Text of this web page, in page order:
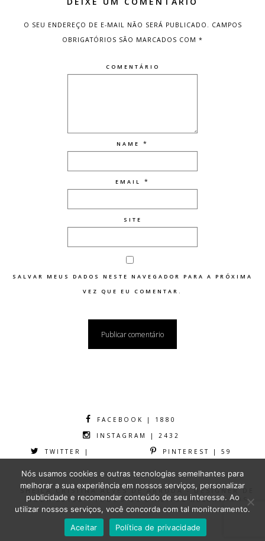
O SEU ENDEREÇO DE E-MAIL NÃO SERÁ PUBLICADO. CAMPOS
OBRIGATÓRIOS SÃO MARCADOS COM *
COMENTÁRIO
NAME *
EMAIL *
SITE
SALVAR MEUS DADOS NESTE NAVEGADOR PARA A PRÓXIMA
VEZ QUE EU COMENTAR.
FACEBOOK | 1880
INSTAGRAM | 2432
TWITTER |
PINTEREST | 59
SHEILA CRISTINA ALVES DE ARRUDA - DESIGNER DE
MODA 2016® - TODOS OS DIREITOS RESERVADOS
Nós usamos cookies e outras tecnologias semelhantes para
melhorar a sua experiência em nossos serviços, personalizar
publicidade e recomendar conteúdo de seu interesse. Ao
utilizar nossos serviços, você concorda com tal monitoramento.
Aceitar
Política de privacidade